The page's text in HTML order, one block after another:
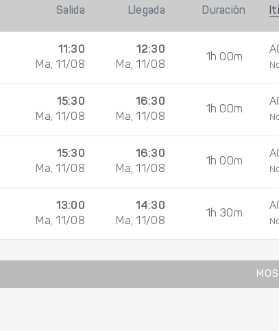
Salida Llegada Duración
11:30
Ma, 11/08
12:30
Ma, 11/08
1h 00m
15:30
Ma, 11/08
16:30
Ma, 11/08
1h 00m
15:30
Ma, 11/08
16:30
Ma, 11/08
1h 00m
13:00
Ma, 11/08
14:30
Ma, 11/08
1h 30m